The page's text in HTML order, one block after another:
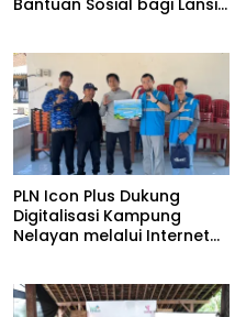
Bantuan Sosial bagi Lansia
PLN Icon Plus Dukung
Digitalisasi Kampung
Nelayan melalui Internet